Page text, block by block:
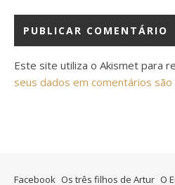
Este site utiliza o Akismet para
seus dados em comentários
Facebook Os três filhos de Artur O